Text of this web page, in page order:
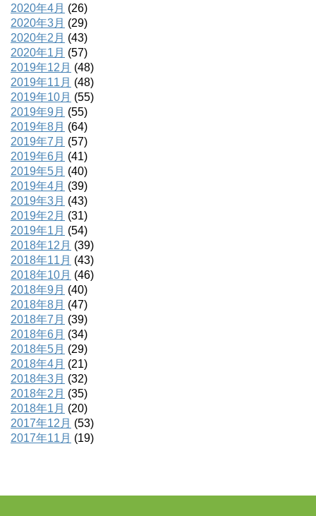
2020年4月 (26)
2020年3月 (29)
2020年2月 (43)
2020年1月 (57)
2019年12月 (48)
2019年11月 (48)
2019年10月 (55)
2019年9月 (55)
2019年8月 (64)
2019年7月 (57)
2019年6月 (41)
2019年5月 (40)
2019年4月 (39)
2019年3月 (43)
2019年2月 (31)
2019年1月 (54)
2018年12月 (39)
2018年11月 (43)
2018年10月 (46)
2018年9月 (40)
2018年8月 (47)
2018年7月 (39)
2018年6月 (34)
2018年5月 (29)
2018年4月 (21)
2018年3月 (32)
2018年2月 (35)
2018年1月 (20)
2017年12月 (53)
2017年11月 (19)